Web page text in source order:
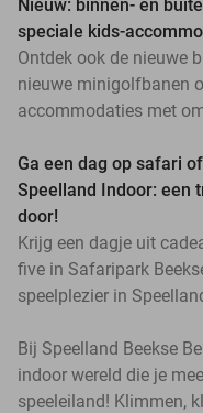
Nieuw: binnen- en
speciale kids-
Ontdek ook de nieuwe
nieuwe minigolfbanen
accommodaties met
Ga een dag op safari
Speelland Indoor: een
door!
Krijg een dagje uit
five in Safaripark
speelplezier in
Bij Speelland Beekse
indoor wereld die je
speeleiland! Klimmen,